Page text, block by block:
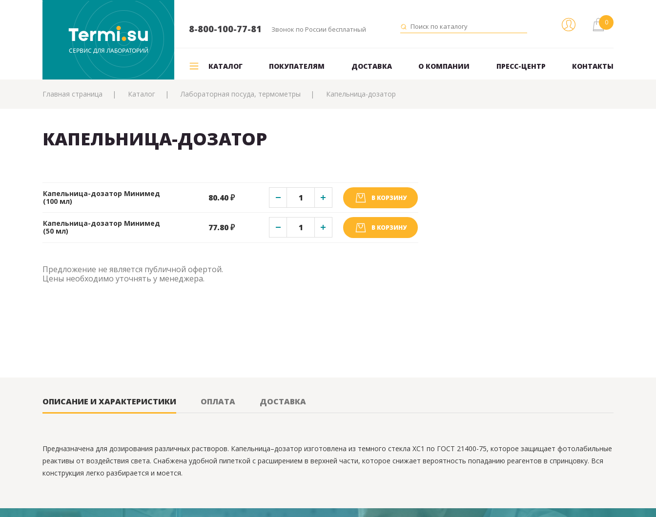
8-800-100-77-81 Звонок по России бесплатный
КАТАЛОГ ПОКУПАТЕЛЯМ ДОСТАВКА О КОМПАНИИ ПРЕСС-ЦЕНТР КОНТАКТЫ
Главная страница Каталог Лабораторная посуда, термометры Капельница-дозатор
КАПЕЛЬНИЦА-ДОЗАТОР
Капельница-дозатор Минимед
(100 мл)
80.40 ₽ В КОРЗИНУ
Капельница-дозатор Минимед
(50 мл)
77.80 ₽ В КОРЗИНУ
Предложение не является публичной офертой.
Цены необходимо уточнять у менеджера.
ОПИСАНИЕ И ХАРАКТЕРИСТИКИ ОПЛАТА ДОСТАВКА
Предназначена для дозирования различных растворов. Капельница–дозатор изготовлена из темного стекла ХС1 по ГОСТ 21400-75, которое защищает фотолабильные
реактивы от воздействия света. Снабжена удобной пипеткой с расширением в верхней части, которое снижает вероятность попаданию реагентов в спринцовку. Вся
конструкция легко разбирается и моется.